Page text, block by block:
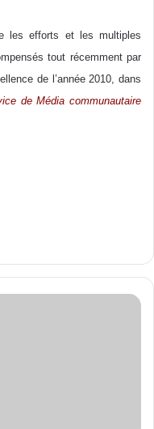
les efforts et les multiples
tout récemment par
de l’année 2010, dans
de Média communautaire